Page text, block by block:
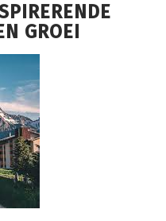
GROEI